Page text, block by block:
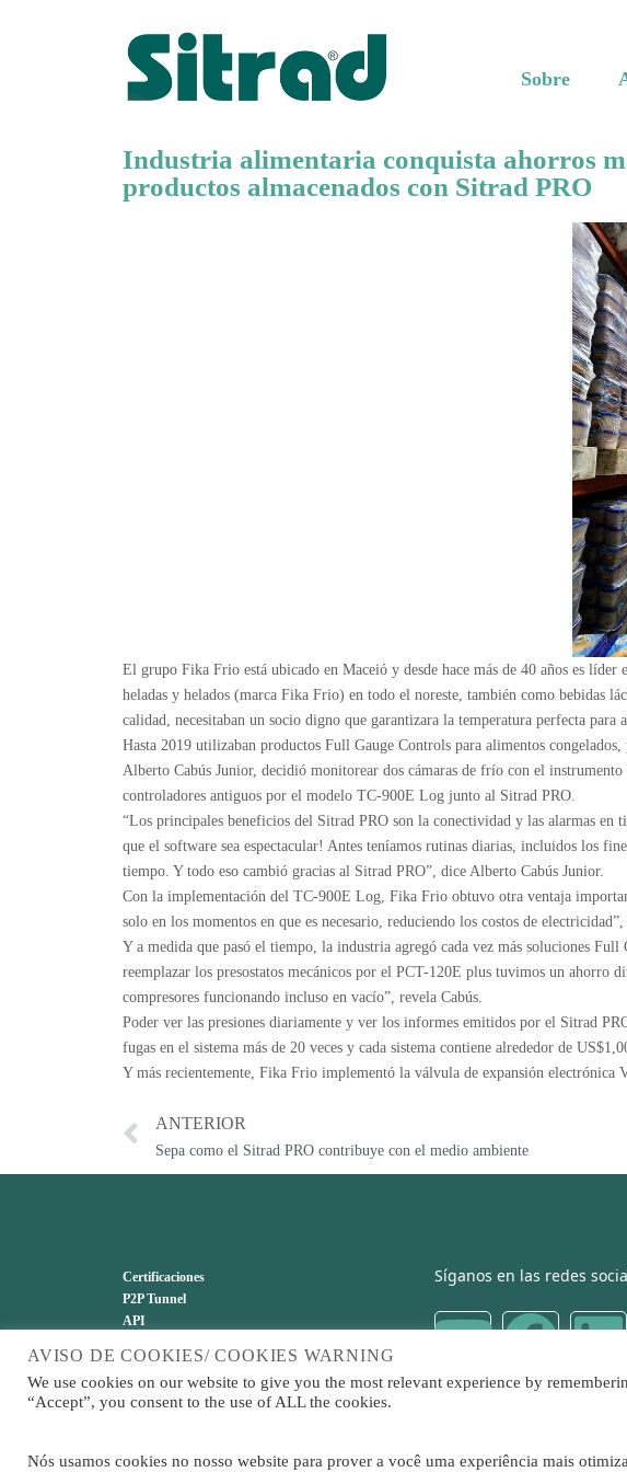
Sobre
Industria alimentaria conquista ahorros
productos almacenados con Sitrad PRO
El grupo Fika Frio está ubicado en Maceió y desde hace más de 40 años es
heladas y helados (marca Fika Frio) en todo el noreste, también como bebidas
calidad, necesitaban un socio digno que garantizara la temperatura perfecta
Hasta 2019 utilizaban productos Full Gauge Controls para alimentos
Alberto Cabús Junior, decidió monitorear dos cámaras de frío con el
controladores antiguos por el modelo TC-900E Log junto al Sitrad PRO.
“Los principales beneficios del Sitrad PRO son la conectividad y las alarmas en
que el software sea espectacular! Antes teníamos rutinas diarias, incluidos los
tiempo. Y todo eso cambió gracias al Sitrad PRO”, dice Alberto Cabús Junior.
Con la implementación del TC-900E Log, Fika Frio obtuvo otra ventaja
solo en los momentos en que es necesario, reduciendo los costos de
Y a medida que pasó el tiempo, la industria agregó cada vez más soluciones
reemplazar los presostatos mecánicos por el PCT-120E plus tuvimos un ahorro
compresores funcionando incluso en vacío”, revela Cabús.
Poder ver las presiones diariamente y ver los informes emitidos por el Sitrad
fugas en el sistema más de 20 veces y cada sistema contiene alrededor de
Y más recientemente, Fika Frio implementó la válvula de expansión electrónica
ANTERIOR
Sepa como el Sitrad PRO contribuye con el medio ambiente
Certificaciones
P2P Tunnel
API
Actualización de versiones
FAQ
Síganos en las redes
AVISO DE COOKIES/ COOKIES WARNING
We use cookies on our website to give you the most relevant experience by
“Accept”, you consent to the use of ALL the cookies.
Nós usamos cookies no nosso website para prover a você uma experiência mais